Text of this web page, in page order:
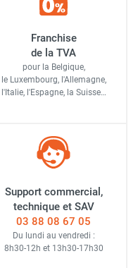
Franchise
de la TVA
pour la Belgique,
le Luxembourg, l'Allemagne,
l'Italie, l'Espagne, la Suisse…
Support commercial,
technique et SAV
03 88 08 67 05
Du lundi au vendredi :
8h30-12h et 13h30-17h30